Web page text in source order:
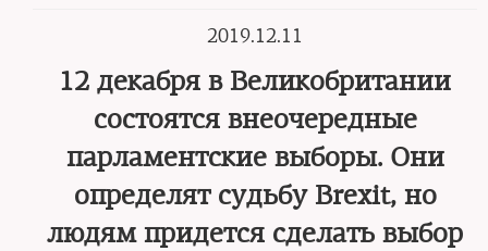
2019.12.11
12 декабря в Великобритании
состоятся внеочередные
парламентские выборы. Они
определят судьбу Brexit, но
людям придется сделать выбор